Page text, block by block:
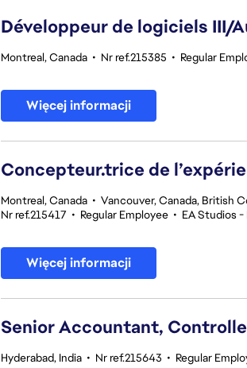
Développeur de logiciels III/
Montreal, Canada • Nr ref.215385 • Regular
Więcej informacji
Concepteur.trice de
Montreal, Canada • Vancouver, Canada, British
Nr ref.215417 • Regular Employee • EA Studios -
Więcej informacji
Senior Accountant,
Hyderabad, India • Nr ref.215643 • Regular